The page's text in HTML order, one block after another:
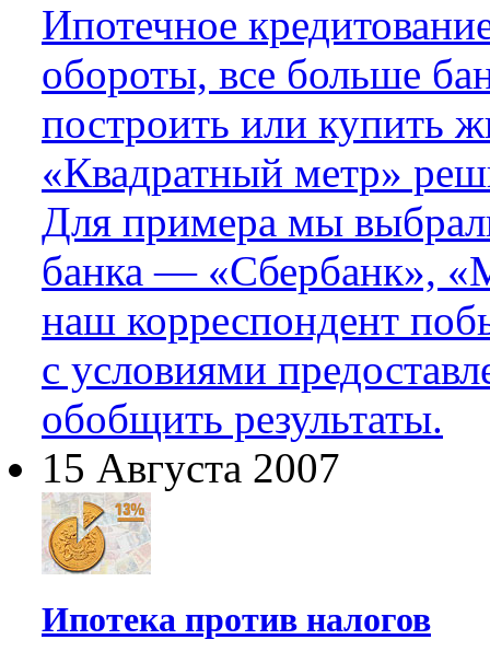
Ипотечное
обороты, все больше
построить или купить
«Квадратный метр»
Для примера мы
банка — «Сбербанк»,
наш корреспондент
с условиями
обобщить результаты.
15 Августа 2007
Ипотека против налогов